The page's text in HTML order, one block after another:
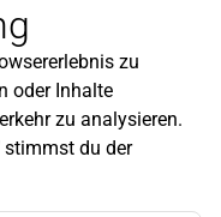
und mehr findest du in
zu
oder Inhalte
zu analysieren.
stimmst du der